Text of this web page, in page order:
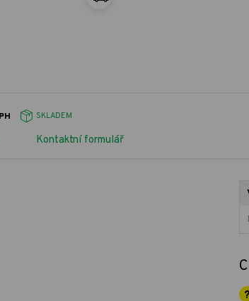
SKLADEM
Kontaktní formulář